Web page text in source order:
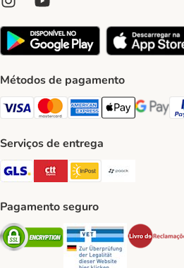
Métodos de pagamento
Visa Payment Method
Mastercard Payment Method
American Express
Apple PayGoogle
Serviços de entrega
GLS Shipping Method
CTTExpress Shipping
InPost Shipping
Pagamento seguro
Security Security